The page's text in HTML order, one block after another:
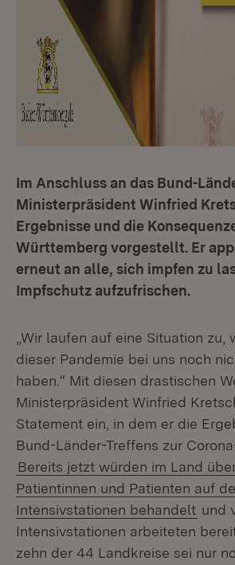
Im Anschluss an das Bund-
Ministerpräsident Winfried
Ergebnisse und die
Württemberg vorgestellt. Er
erneut an alle, sich impfen zu
Impfschutz aufzufrischen.
„Wir laufen auf eine Situation zu,
dieser Pandemie bei uns noch
haben.“ Mit diesen drastischen
Ministerpräsident Winfried
Statement ein, in dem er die
Bund-Länder-Treffens zur
Bereits jetzt würden im Land
Patientinnen und Patienten auf
Intensivstationen behandelt und
Intensivstationen arbeiteten
zehn der 44 Landkreise sei nur